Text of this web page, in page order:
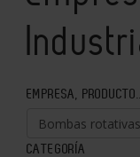
EMPRESA, PRODUCTO...
CATEGORÍA